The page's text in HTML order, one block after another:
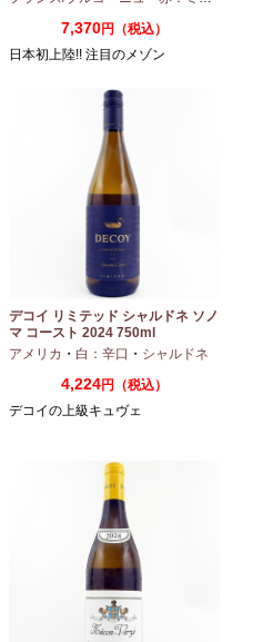
7,370円（税込）
日本初上陸!! 注目のメゾン
デコイ リミテッド シャルドネ ソノ
マ コースト 2024 750ml
アメリカ ・ 白：辛口 ・ シャルドネ
4,224円（税込）
デコイの上級キュヴェ